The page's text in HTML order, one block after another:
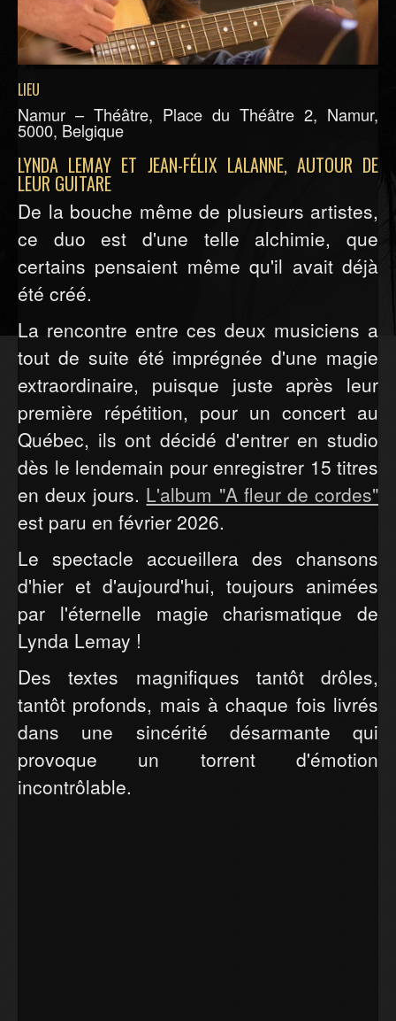
LIEU
Namur – Théâtre, Place du Théâtre 2, Namur,
5000, Belgique
LYNDA LEMAY ET JEAN-FÉLIX LALANNE, AUTOUR DE
LEUR GUITARE
De la bouche même de plusieurs artistes,
ce duo est d'une telle alchimie, que
certains pensaient même qu'il avait déjà
été créé.
La rencontre entre ces deux musiciens a
tout de suite été imprégnée d'une magie
extraordinaire, puisque juste après leur
première répétition, pour un concert au
Québec, ils ont décidé d'entrer en studio
dès le lendemain pour enregistrer 15 titres
en deux jours. L'album "A fleur de cordes"
est paru en février 2026.
Le spectacle accueillera des chansons
d'hier et d'aujourd'hui, toujours animées
par l'éternelle magie charismatique de
Lynda Lemay !
Des textes magnifiques tantôt drôles,
tantôt profonds, mais à chaque fois livrés
dans une sincérité désarmante qui
provoque un torrent d'émotion
incontrôlable.